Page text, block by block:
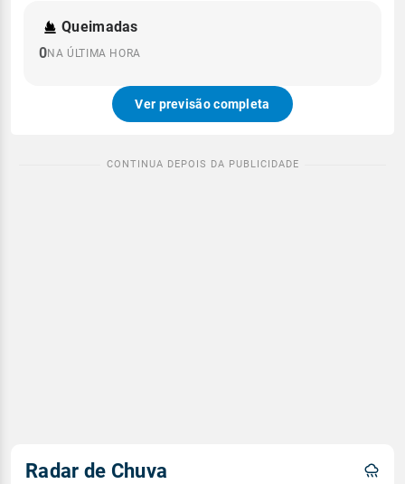
Queimadas
0NA ÚLTIMA HORA
Ver previsão completa
Radar de Chuva